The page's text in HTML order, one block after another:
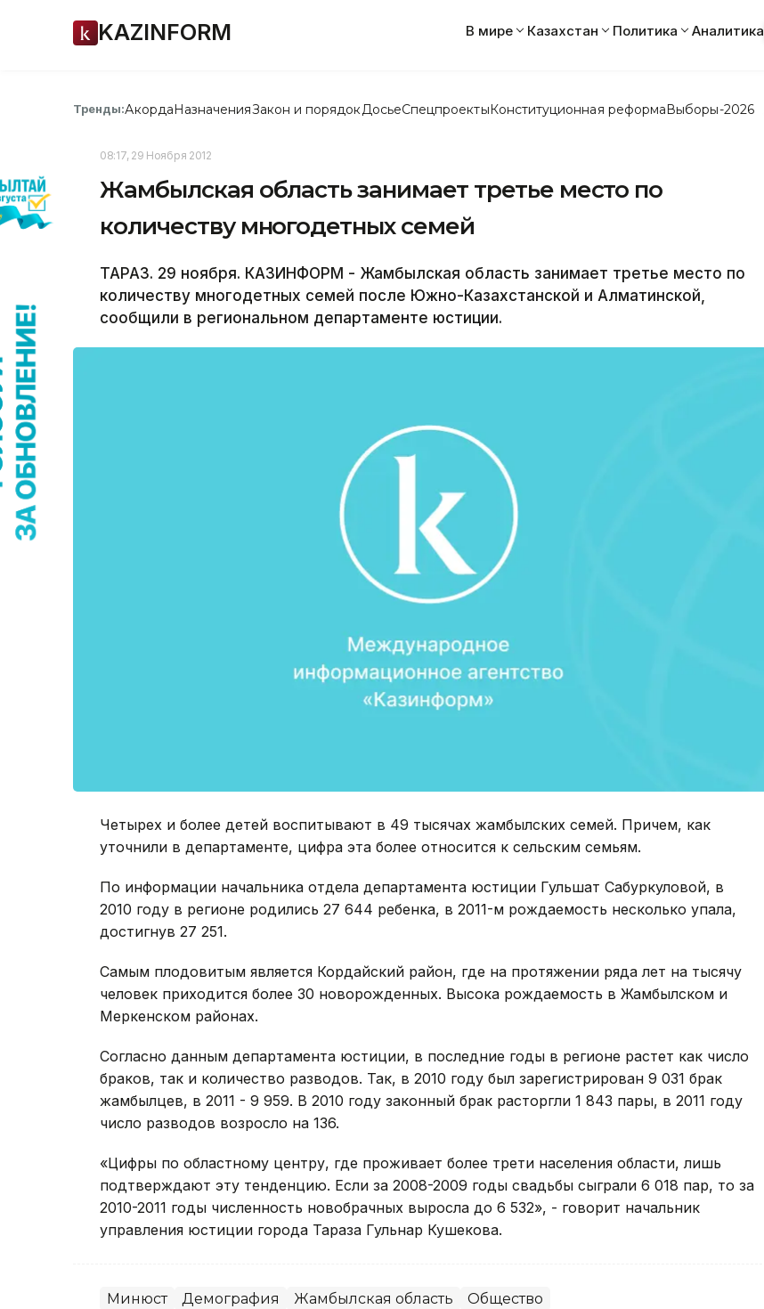
KAZINFORM В мире Казахстан Политика Аналитика
Тренды:АкордаНазначенияЗакон и порядок ДосьеСпецпроектыКонституционная реформаВыборы-2026
08:17, 29 Ноября 2012
Жамбылская область занимает третье место по
количеству многодетных семей
ТАРАЗ. 29 ноября. КАЗИНФОРМ - Жамбылская область занимает третье место по
количеству многодетных семей после Южно-Казахстанской и Алматинской,
сообщили в региональном департаменте юстиции.
Четырех и более детей воспитывают в 49 тысячах жамбылских семей. Причем, как
уточнили в департаменте, цифра эта более относится к сельским семьям.
По информации начальника отдела департамента юстиции Гульшат Сабуркуловой, в
2010 году в регионе родились 27 644 ребенка, в 2011-м рождаемость несколько упала,
достигнув 27 251.
Самым плодовитым является Кордайский район, где на протяжении ряда лет на тысячу
человек приходится более 30 новорожденных. Высока рождаемость в Жамбылском и
Меркенском районах.
Согласно данным департамента юстиции, в последние годы в регионе растет как число
браков, так и количество разводов. Так, в 2010 году был зарегистрирован 9 031 брак
жамбылцев, в 2011 - 9 959. В 2010 году законный брак расторгли 1 843 пары, в 2011 году
число разводов возросло на 136.
«Цифры по областному центру, где проживает более трети населения области, лишь
подтверждают эту тенденцию. Если за 2008-2009 годы свадьбы сыграли 6 018 пар, то за
2010-2011 годы численность новобрачных выросла до 6 532», - говорит начальник
управления юстиции города Тараза Гульнар Кушекова.
Минюст Демография Жамбылская область Общество